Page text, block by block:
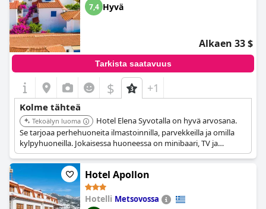
7,4 Hyvä
Alkaen 33 $
Tarkista saatavuus
$ +1
Kolme tähteä
Tekoälyn luoma
Hotel Elena Syvotalla on hyvä arvosana.
Se tarjoaa perhehuoneita ilmastoinnilla, parvekkeilla ja omilla
kylpyhuoneilla. Jokaisessa huoneessa on minibaari, TV ja
äänieristys miellyttävää oleskelua varten.
Hotel Apollon
Hotelli Metsovossa